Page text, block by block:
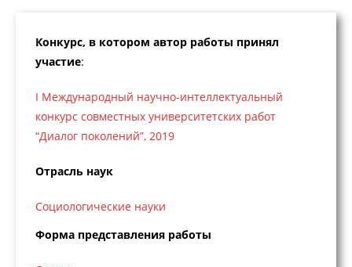
Конкурс, в котором автор работы принял
участие:
I Международный научно-интеллектуальный
конкурс совместных университетских работ
“Диалог поколений”, 2019
Отрасль наук
Социологические науки
Форма представления работы